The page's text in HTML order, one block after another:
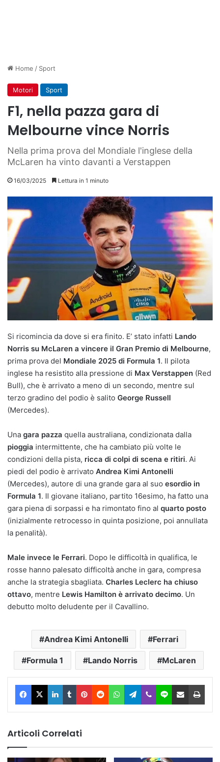
Home / Sport
Motori Sport
F1, nella pazza gara di
Melbourne vince Norris
Nella prima prova del Mondiale l'inglese della
McLaren ha vinto davanti a Verstappen
16/03/2025 Lettura in 1 minuto
Si ricomincia da dove si era finito. E’ stato infatti Lando
Norris su McLaren a vincere il Gran Premio di Melbourne,
prima prova del Mondiale 2025 di Formula 1. Il pilota
inglese ha resistito alla pressione di Max Verstappen (Red
Bull), che è arrivato a meno di un secondo, mentre sul
terzo gradino del podio è salito George Russell
(Mercedes).
Una gara pazza quella australiana, condizionata dalla
pioggia intermittente, che ha cambiato più volte le
condizioni della pista, ricca di colpi di scena e ritiri. Ai
piedi del podio è arrivato Andrea Kimi Antonelli
(Mercedes), autore di una grande gara al suo esordio in
Formula 1. Il giovane italiano, partito 16esimo, ha fatto una
gara piena di sorpassi e ha rimontato fino al quarto posto
(inizialmente retrocesso in quinta posizione, poi annullata
la penalità).
Male invece le Ferrari. Dopo le difficoltà in qualifica, le
rosse hanno palesato difficoltà anche in gara, compresa
anche la strategia sbagliata. Charles Leclerc ha chiuso
ottavo, mentre Lewis Hamilton è arrivato decimo. Un
debutto molto deludente per il Cavallino.
Andrea Kimi Antonelli Ferrari
Formula 1 Lando Norris McLaren
Facebook
X LinkedIn
TumblrPinterest
RedditWhatsAppTelegram
ViberLine Condividi via Email
Articoli Correlati